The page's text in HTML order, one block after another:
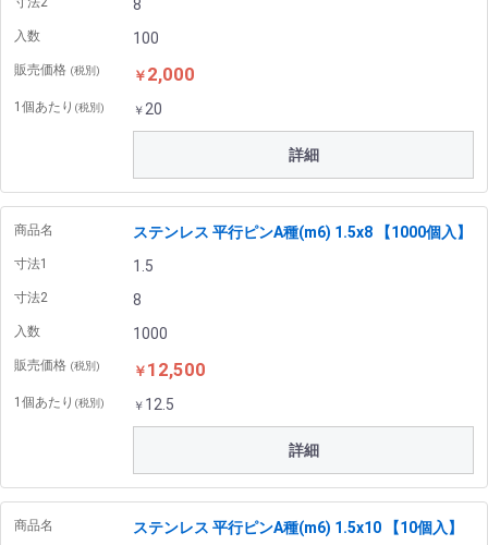
8
入数 100
販売価格 (税別) ￥ 2,000
1個あたり (税別) ￥20
詳細
商品名 ステンレス 平行ピンA種(m6) 1.5x8 【1000個入】
寸法1 1.5
寸法2 8
入数 1000
販売価格 (税別) ￥ 12,500
1個あたり (税別) ￥ 12.5
詳細
商品名 ステンレス 平行ピンA種(m6) 1.5x10 【10個入】